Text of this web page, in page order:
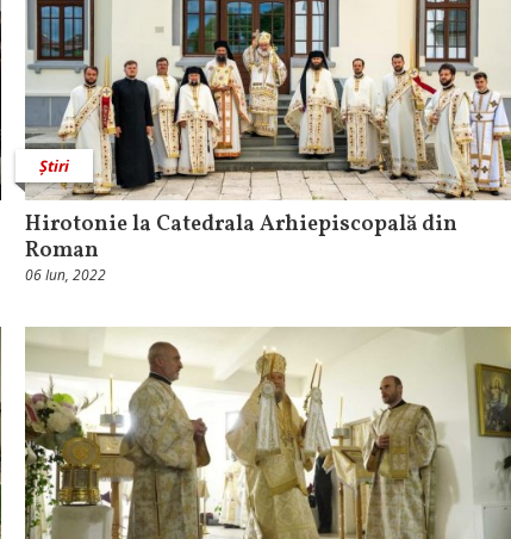
Știri
Hirotonie la Catedrala Arhiepiscopală din
Roman
06 Iun, 2022